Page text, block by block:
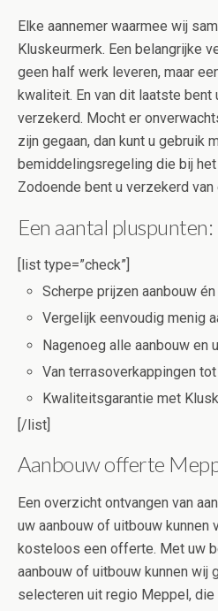
Elke aannemer waarmee wij
Kluskeurmerk. Een belangrijke
geen half werk leveren, maar
kwaliteit. En van dit laatste bent
verzekerd. Mocht er
zijn gegaan, dan kunt u gebruik
bemiddelingsregeling die bij
Zodoende bent u verzekerd
Een aantal pluspunten:
[list type=”check”]
Scherpe prijzen aanbouw
Vergelijk eenvoudig menig
Nagenoeg alle aanbouw en
Van terrasoverkappingen
Kwaliteitsgarantie met
[/list]
Aanbouw offerte
Een overzicht ontvangen van
uw aanbouw of uitbouw kunnen
kosteloos een offerte. Met uw
aanbouw of uitbouw kunnen wij
selecteren uit regio Meppel,